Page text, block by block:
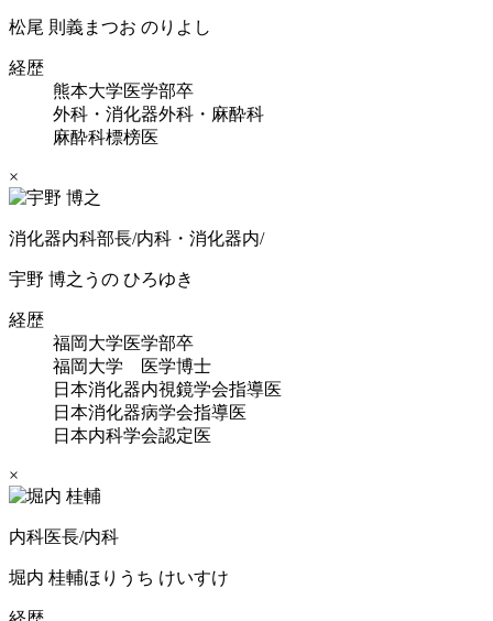
松尾 則義まつお のりよし
経歴
熊本大学医学部卒
外科・消化器外科・麻酔科
麻酔科標榜医
×
消化器内科部長/内科・消化器内/
宇野 博之 うの ひろゆき
経歴
福岡大学医学部卒
福岡大学 医学博士
日本消化器内視鏡学会指導医
日本消化器病学会指導医
日本内科学会認定医
×
内科医長/内科
堀内 桂輔ほりうち けいすけ